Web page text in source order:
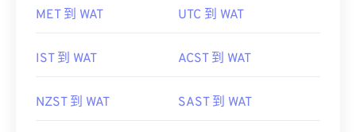
MET 到 WAT UTC 到 WAT
IST 到 WAT ACST 到 WAT
NZST 到 WAT SAST 到 WAT